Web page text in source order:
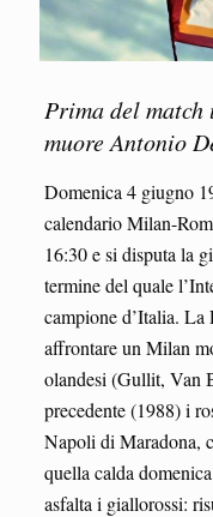
Prima del match
muore Antonio
Domenica 4 giugno
calendario Milan-
16:30 e si disputa la
termine del quale
campione d’Italia. La
affrontare un Milan
olandesi (Gullit, Van
precedente (1988) i
Napoli di Maradona,
quella calda
asfalta i giallorossi: